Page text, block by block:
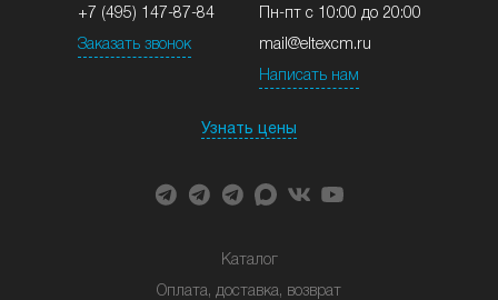
+7 (495) 147-87-84
Заказать звонок
Пн-пт с 10:00 до 20:00
mail@eltexcm.ru
Написать нам
Узнать цены
Каталог
Оплата, доставка, возврат